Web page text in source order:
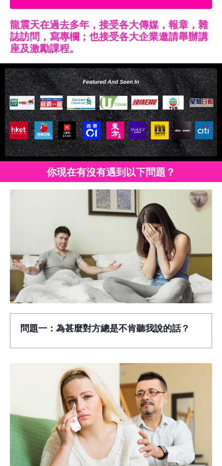
龍震天在過去多年，接受各大傳媒，報章，雜
誌訪問，寫專欄；也接受各大企業邀請舉辦講
座及激勵課程。
你現在有沒有遇到以下問題？
問題一：為甚麼對方總是不肯聽我說的話？